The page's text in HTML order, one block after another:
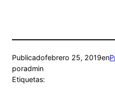
Publicadofebrero 25, 2019en
poradmin
Etiquetas: